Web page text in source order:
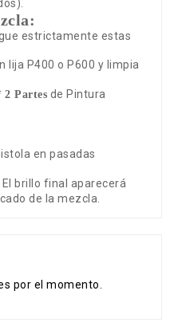
estrictamente estas
lija P400 o P600 y limpia
2 Partes de Pintura
en pasadas
brillo final aparecerá
de la mezcla.
por el momento.